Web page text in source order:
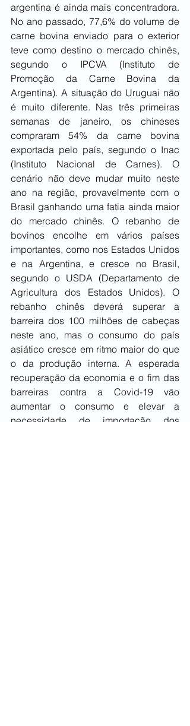
argentina é ainda mais concentradora.
No ano passado, 77,6% do volume de
carne bovina enviado para o exterior
teve como destino o mercado chinês,
segundo o IPCVA (Instituto de
Promoção da Carne Bovina da
Argentina). A situação do Uruguai não
é muito diferente. Nas três primeiras
semanas de janeiro, os chineses
compraram 54% da carne bovina
exportada pelo país, segundo o Inac
(Instituto Nacional de Carnes). O
cenário não deve mudar muito neste
ano na região, provavelmente com o
Brasil ganhando uma fatia ainda maior
do mercado chinês. O rebanho de
bovinos encolhe em vários países
importantes, como nos Estados Unidos
e na Argentina, e cresce no Brasil,
segundo o USDA (Departamento de
Agricultura dos Estados Unidos). O
rebanho chinês deverá superar a
barreira dos 100 milhões de cabeças
neste ano, mas o consumo do país
asiático cresce em ritmo maior do que
o da produção interna. A esperada
recuperação da economia e o fim das
barreiras contra a Covid-19 vão
aumentar o consumo e elevar a
necessidade de importação dos